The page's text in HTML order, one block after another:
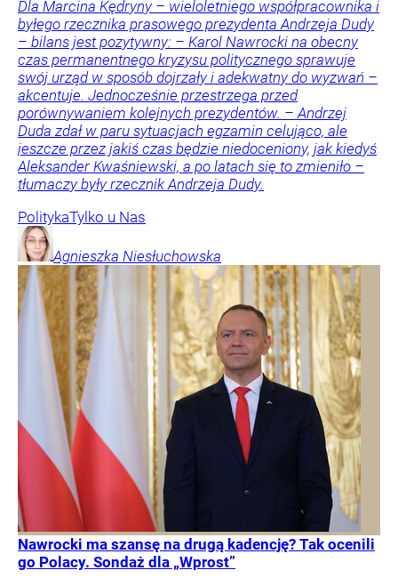
Dla Marcina Kędryny – wieloletniego współpracownika i
byłego rzecznika prasowego prezydenta Andrzeja Dudy
– bilans jest pozytywny: – Karol Nawrocki na obecny
czas permanentnego kryzysu politycznego sprawuje
swój urząd w sposób dojrzały i adekwatny do wyzwań –
akcentuje. Jednocześnie przestrzega przed
porównywaniem kolejnych prezydentów. – Andrzej
Duda zdał w paru sytuacjach egzamin celująco, ale
jeszcze przez jakiś czas będzie niedoceniony, jak kiedyś
Aleksander Kwaśniewski, a po latach się to zmieniło –
tłumaczy były rzecznik Andrzeja Dudy.
PolitykaTylko u Nas
Agnieszka Niesłuchowska
Nawrocki ma szansę na drugą kadencję? Tak ocenili
go Polacy. Sondaż dla „Wprost”